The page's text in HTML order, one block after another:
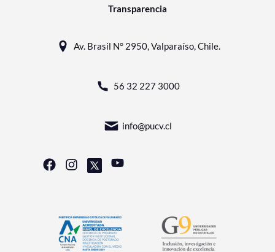
Transparencia
Av. Brasil N° 2950, Valparaíso, Chile.
56 32 227 3000
info@pucv.cl